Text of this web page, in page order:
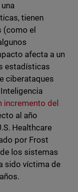
tienen
(como el
afecta a un
estadísticas
ciberataques
incremento del
al año
Healthcare
por Frost
de los sistemas
sido víctima de